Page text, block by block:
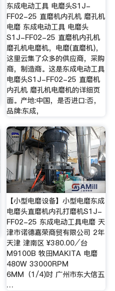
东成电动工具 电磨头S1J-
FF02-25 直磨机内孔机 磨孔机
电磨 东成电动工具 电磨头
S1J-FF02-25 直磨机内孔机
磨孔机电磨机，电磨(直磨机)，
这里云集了众多的供应商，采购
商，制造商。这是东成电动工具
电磨头S1J-FF02-25 直磨机
内孔机 磨孔机电磨机的详细页
面。产地:中国，是否进口:否，
品牌:东成，
【小型电磨设备】小型电磨东成
电磨头直磨机内孔打磨机S1J-
FF02-25 东成电动工具电磨 天
津市诺德嘉荣商贸有限公司 2年
天津 津南区 ¥380.00⁄台
M9100B 牧田MAKITA 电磨
480W 33000RPM
6MM（1/4)吋 广州市东大信五
…